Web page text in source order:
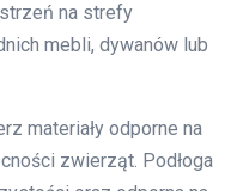
na strefy
mebli, dywanów lub
materiały odporne na
zwierząt. Podłoga